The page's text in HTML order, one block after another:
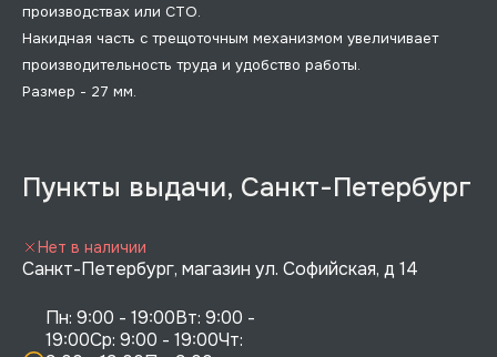
производствах или СТО.
Накидная часть с трещоточным механизмом увеличивает
производительность труда и удобство работы.
Размер - 27 мм.
Пункты выдачи, Санкт-Петербург
Санкт-Петербург, магазин ул. Софийская, д 14
Пн: 9:00 - 19:00Вт: 9:00 -
19:00Ср: 9:00 - 19:00Чт:
Нет в наличии